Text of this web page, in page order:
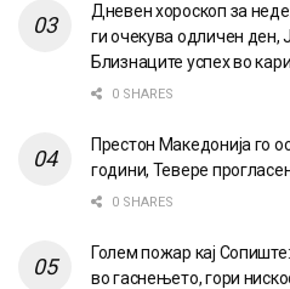
Дневен хороскоп за
ги очекува одличен ден,
Близнаците успех во
0 SHARES
Престон Македонија го
години, Тевере
0 SHARES
Голем пожар кај
во гаснењето, гори